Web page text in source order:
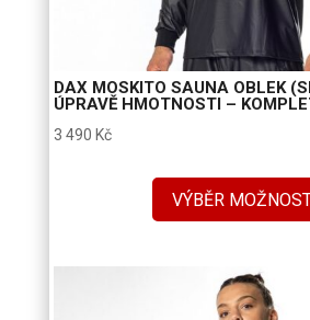
DAX MOSKITO SAUNA OBLEK
ÚPRAVĚ HMOTNOSTI –
3 490 Kč
VÝBĚR